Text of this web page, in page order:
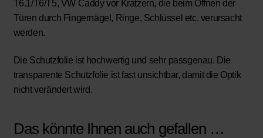
T6.1/T6/T5, VW Caddy vor Kratzern, die beim Öffnen der
Türen durch Fingernägel, Ringe, Schlüssel etc. verursacht
werden.
Die Schutzfolie ist hochwertig und sehr passgenau. Die
transparente Schutzfolie ist fast unsichtbar, damit die Optik
nicht verändert wird.
Das könnte Ihnen auch gefallen …